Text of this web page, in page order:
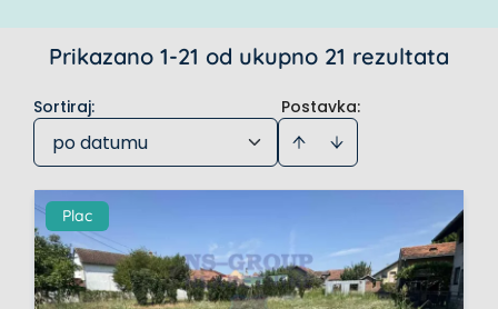
Prikazano 1-21 od ukupno 21 rezultata
Postavka:
Sortiraj:
po datumu
Plac